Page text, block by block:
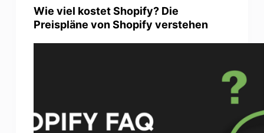
Wie viel kostet Shopify? Die
Preispläne von Shopify verstehen